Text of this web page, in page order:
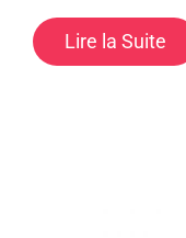
Lire la Suite